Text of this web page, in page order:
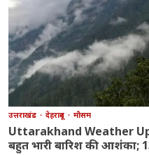
उत्तराखंड देहरादून मौसम
Uttarakhand Weather
बहुत भारी बारिश की आशंका;